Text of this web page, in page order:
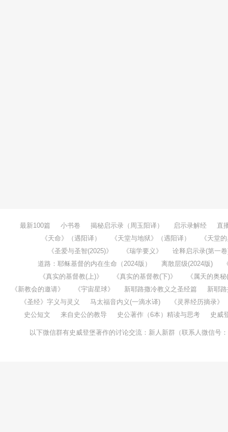
最新100篇 小书卷 揭秘启示录（周玉阳译） 启示录解经
直
《天命》（遇阳译）
《天堂与地狱》（遇阳译）
《天堂
《圣爱与圣智(2025)》
《瑞学要义》
诠释启示录(第一
道路：耶稣基督的内在生命（2024版）
离散层级(2024版)
《真实的基督教(上)》
《真实的基督教(下)》
《属天的奥
《新教会的邀请》
《宇宙星球》 新耶路撒冷教义之圣经篇
新耶
《圣经》字义与灵义
马太福音内义(一滴水译)
《灵界经历摘录》
史公短文
来自史公的教导 史公著作（6本）精读与思考 史威
以下微信群有史威登堡著作的讨论交流：新人新群（联系人微信号：